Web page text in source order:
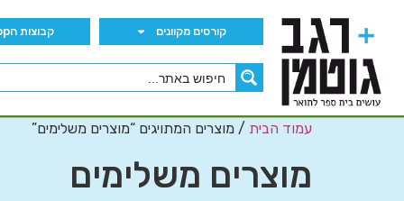
קורסים מקוונים קבוצות הWhatsApp
עמוד הבית / מוצרים המתויגים “מוצרים משלימים”
מוצרים משלימים